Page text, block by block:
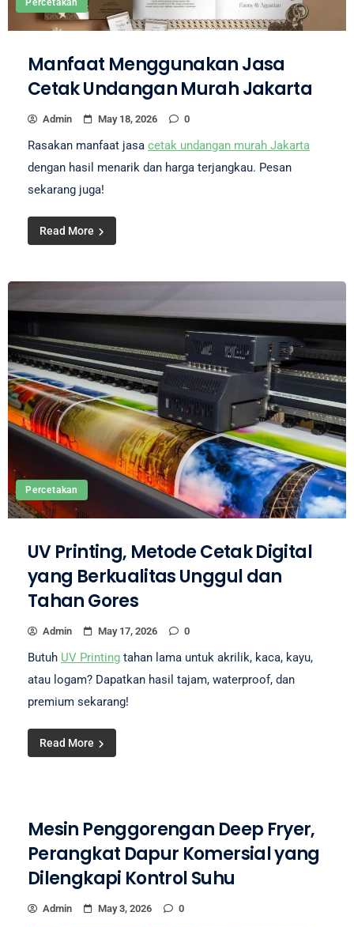
Percetakan
Manfaat Menggunakan Jasa
Cetak Undangan Murah Jakarta
Admin May 18, 2026 0
Rasakan manfaat jasa cetak undangan murah Jakarta
dengan hasil menarik dan harga terjangkau. Pesan
sekarang juga!
Read More
Percetakan
UV Printing, Metode Cetak Digital
yang Berkualitas Unggul dan
Tahan Gores
Admin May 17, 2026 0
Butuh UV Printing tahan lama untuk akrilik, kaca, kayu,
atau logam? Dapatkan hasil tajam, waterproof, dan
premium sekarang!
Read More
Mesin Penggorengan Deep Fryer,
Perangkat Dapur Komersial yang
Dilengkapi Kontrol Suhu
Admin May 3, 2026 0